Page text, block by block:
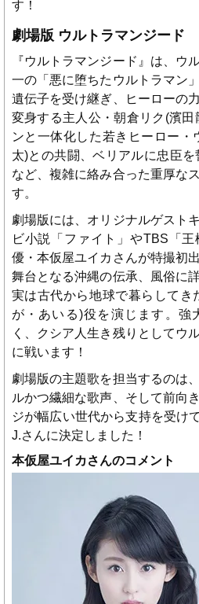
す！
劇場版 ウルトラマンジード
『ウルトラマンジード』は、ウ
一の「悪に堕ちたウルトラマン
遺伝子を受け継ぎ、ヒーローの
変身する主人公・朝倉リク(濱
ンと一体化した若きヒーロー・
太)との共闘、ベリアルに忠臣
など、複雑に絡み合った重厚な
す。
劇場版には、オリジナルゲスト
ビ小説「ファイト」やTBS「
優・本仮屋ユイカさんが特撮初
舞台となる沖縄の伝承、風俗に
実は古代から地球で暮らしてき
が・あいる)役を演じます。強
く、クシア人生き残りとしてウ
に戦います！
劇場版の主題歌を担当するのは
ルかつ繊細な歌声、そして前向
ジが幅広い世代から支持を受け
J.さんに決定しました！
本仮屋ユイカさんのコメント